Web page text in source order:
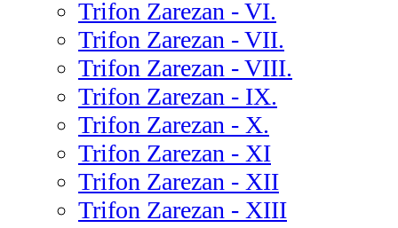
Trifon Zarezan - VI.
Trifon Zarezan - VII.
Trifon Zarezan - VIII.
Trifon Zarezan - IX.
Trifon Zarezan - X.
Trifon Zarezan - XI
Trifon Zarezan - XII
Trifon Zarezan - XIII